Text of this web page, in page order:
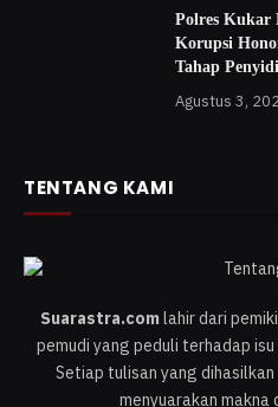
Polres Kukar
Korupsi
Tahap
Agustus 3,
TENTANG KAMI
Suarastra.comlahir dari
pemudi yang peduli terhadap
Setiap tulisan yang
menyuarakan